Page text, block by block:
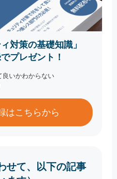
対策の基礎知識」
プレゼント！
良いかわからない
はこちらから
せて、以下の記事